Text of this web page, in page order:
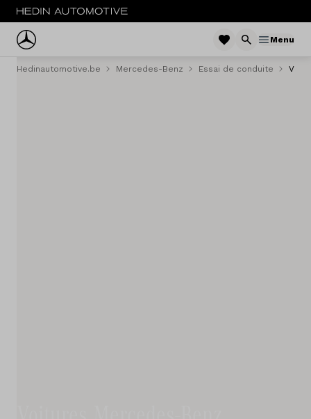
Menu
Menu
Hedinautomotive.be Mercedes-Benz Essai de conduite